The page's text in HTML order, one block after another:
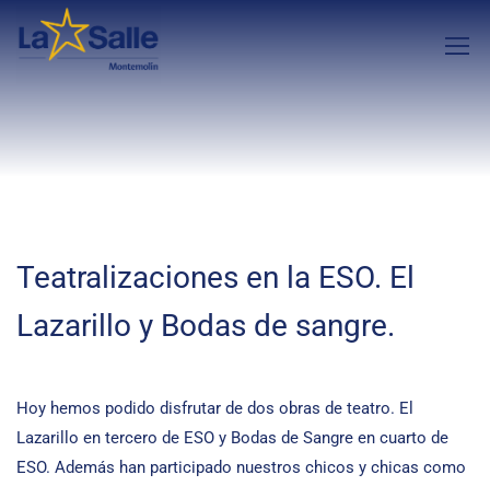
Teatralizaciones en la ESO. El
Lazarillo y Bodas de sangre.
Hoy hemos podido disfrutar de dos obras de teatro. El
Lazarillo en tercero de ESO y Bodas de Sangre en cuarto de
ESO. Además han participado nuestros chicos y chicas como